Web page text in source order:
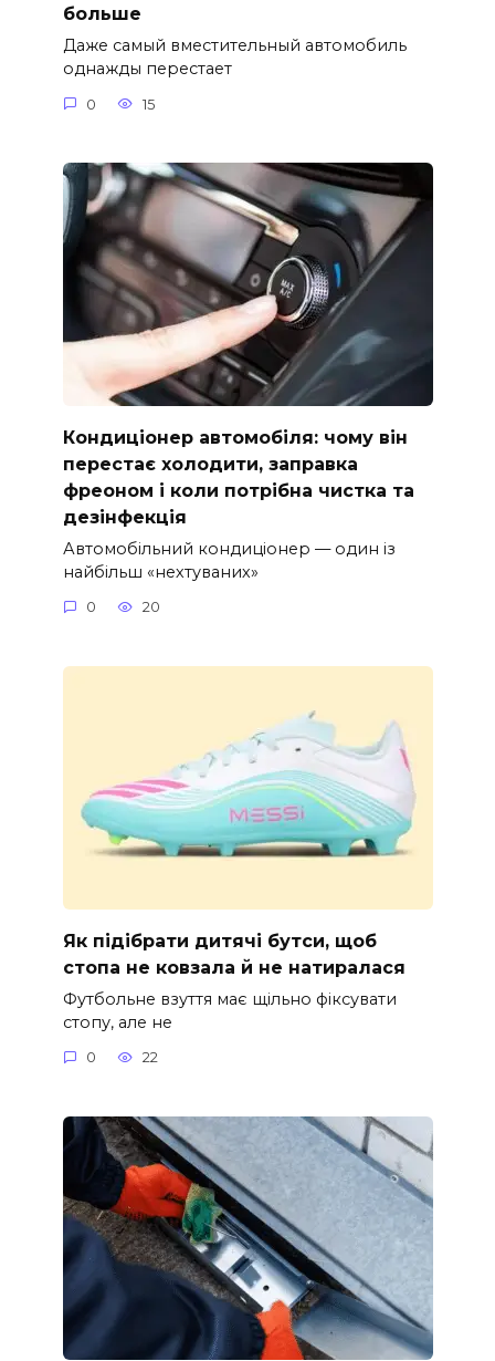
больше
Даже самый вместительный автомобиль
однажды перестает
0 15
Кондиціонер автомобіля: чому він
перестає холодити, заправка
фреоном і коли потрібна чистка та
дезінфекція
Автомобільний кондиціонер — один із
найбільш «нехтуваних»
0 20
Як підібрати дитячі бутси, щоб
стопа не ковзала й не натиралася
Футбольне взуття має щільно фіксувати
стопу, але не
0 22